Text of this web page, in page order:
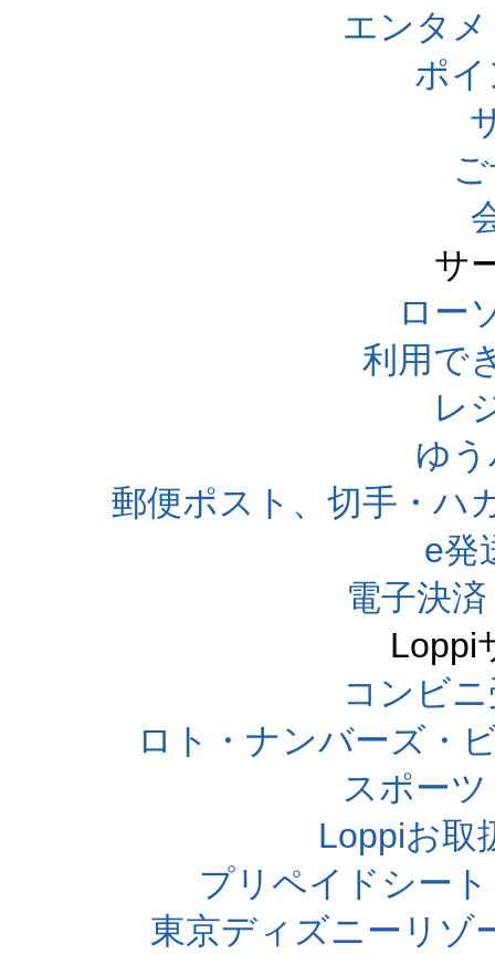
エンタ
ポ
サ
ロー
利用で
レ
ゆ
郵便ポスト、切手・ハ
e発
電子決
Loppi
コンビ
ロト・ナンバーズ・
スポー
Loppiお取
プリペイドシー
東京ディズニーリゾ